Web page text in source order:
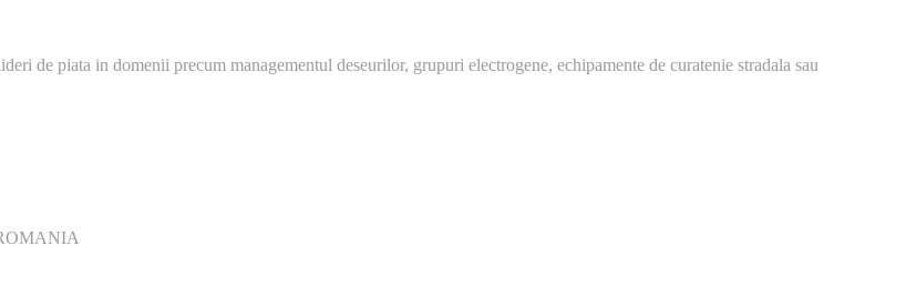
de piata in domenii precum managementul deseurilor, grupuri electrogene, echipamente de curatenie stradala sau